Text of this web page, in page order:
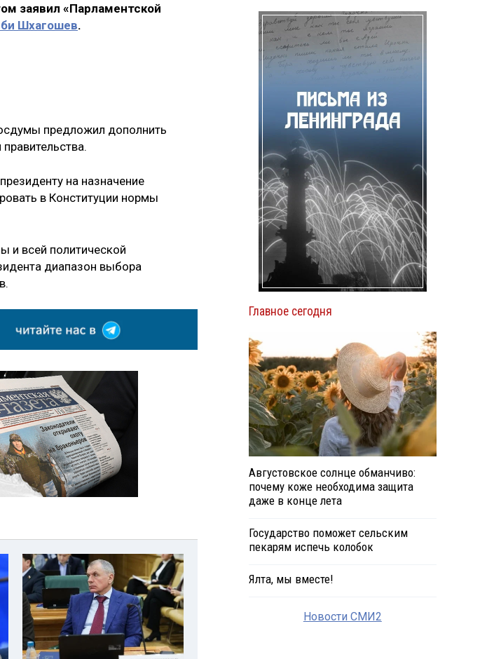
заявил «Парламентской
Шхагошев.
предложил дополнить
на назначение
в Конституции нормы
и всей политической
диапазон выбора
Главное сегодня
Августовское солнце обманчиво:
почему коже необходима защита
даже в конце лета
Государство поможет сельским
пекарям испечь колобок
Ялта, мы вместе!
Новости СМИ2